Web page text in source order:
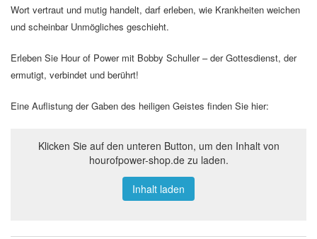
Wort vertraut und mutig handelt, darf erleben, wie Krankheiten weichen
und scheinbar Unmögliches geschieht.
Erleben Sie Hour of Power mit Bobby Schuller – der Gottesdienst, der
ermutigt, verbindet und berührt!
Eine Auflistung der Gaben des heiligen Geistes finden Sie hier:
Klicken Sie auf den unteren Button, um den Inhalt von
hourofpower-shop.de zu laden.
Inhalt laden